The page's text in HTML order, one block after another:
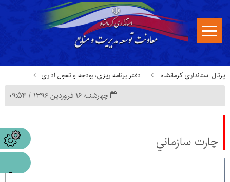
پرتال استانداری کرمانشاه دفتر برنامه ریزی، بودجه و تحول اداری
چهارشنبه ۱۶ فروردین ۱۳۹۶ / ۰۹:۵۴
چارت سازماني